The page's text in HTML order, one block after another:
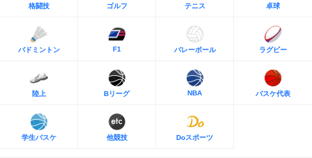
格闘技 ゴルフ テニス 卓球
バドミントン F1 バレーボール ラグビー
陸上 Bリーグ NBA バスケ代表
学生バスケ 他競技 Doスポーツ